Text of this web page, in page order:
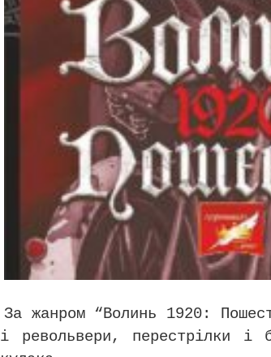
За жанром “Волинь 1920:
і револьвери, перестрілки і